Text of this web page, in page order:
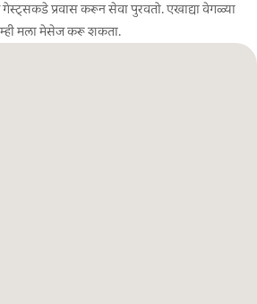
प्रवास करून सेवा पुरवतो. एखाद्या वेगळ्या
मला मेसेज करू शकता.